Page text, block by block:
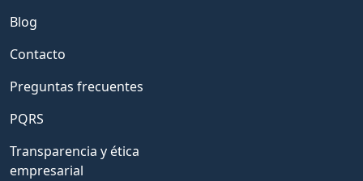
Blog
Contacto
Preguntas frecuentes
PQRS
Transparencia y ética
empresarial